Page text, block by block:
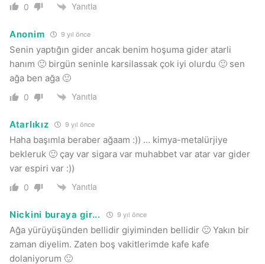
0 Yanıtla
Anonim 9 yıl önce
Senin yaptığın gider ancak benim hoşuma gider atarli
hanım 🙂 birgün seninle karsilassak çok iyi olurdu 🙂 sen
ağa ben ağa 🙂
0 Yanıtla
Atarlıkız 9 yıl önce
Haha başımla beraber ağaam :)) … kimya-metalürjiye
bekleruk 🙂 çay var sigara var muhabbet var atar var gider
var espiri var :))
0 Yanıtla
Nickini buraya gir... 9 yıl önce
Ağa yürüyüşünden bellidir giyiminden bellidir 🙂 Yakın bir
zaman diyelim. Zaten boş vakitlerimde kafe kafe
dolaniyorum 🙂